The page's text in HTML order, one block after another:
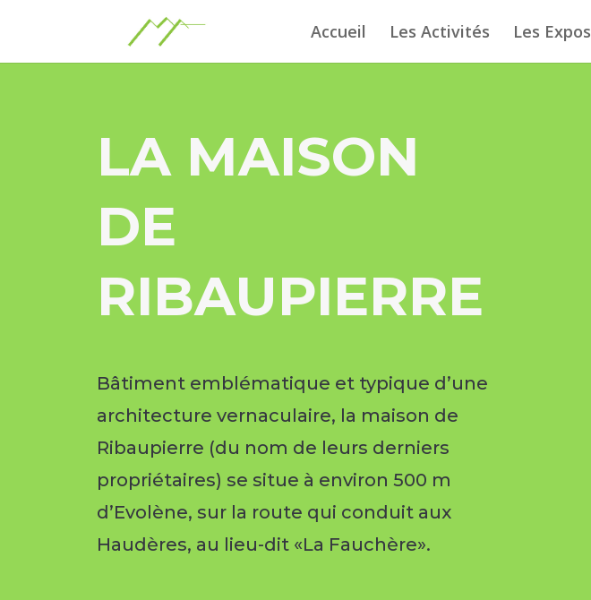
Accueil Les Activités Les Expos
LA MAISON
DE
RIBAUPIERRE
Bâtiment emblématique et typique d’une
architecture vernaculaire, la maison de
Ribaupierre (du nom de leurs derniers
propriétaires) se situe à environ 500 m
d’Evolène, sur la route qui conduit aux
Haudères, au lieu-dit «La Fauchère».